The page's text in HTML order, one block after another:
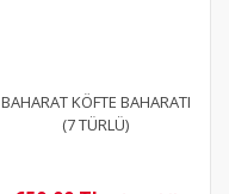
BAHARAT KÖFTE BAHARATI
(7 TÜRLÜ)